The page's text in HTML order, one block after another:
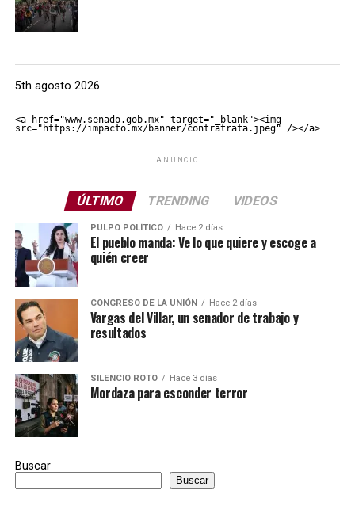
5th agosto 2026
<a href="www.senado.gob.mx" target="_blank"><img
src="https://impacto.mx/banner/contratrata.jpeg" /></a>
ANUNCIO
ÚLTIMO TRENDING VIDEOS
PULPO POLÍTICO Hace 2 días
El pueblo manda: Ve lo que quiere y escoge a
quién creer
CONGRESO DE LA UNIÓN Hace 2 días
Vargas del Villar, un senador de trabajo y
resultados
SILENCIO ROTO Hace 3 días
Mordaza para esconder terror
Buscar
Buscar